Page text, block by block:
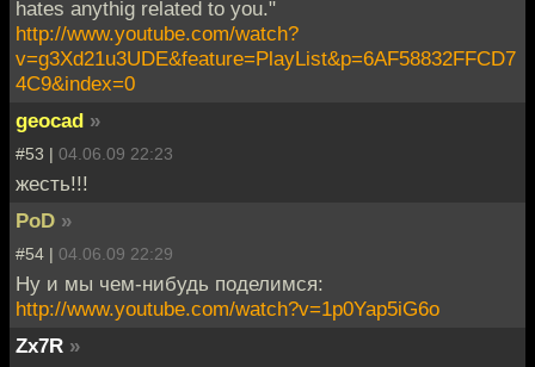
hates anythig related to you."
http://www.youtube.com/watch?
v=g3Xd21u3UDE&feature=PlayList&p=6AF58832FFCD7
4C9&index=0
geocad »
#53 | 04.06.09 22:23
жесть!!!
PoD »
#54 | 04.06.09 22:29
Ну и мы чем-нибудь поделимся:
http://www.youtube.com/watch?v=1p0Yap5iG6o
Zx7R »